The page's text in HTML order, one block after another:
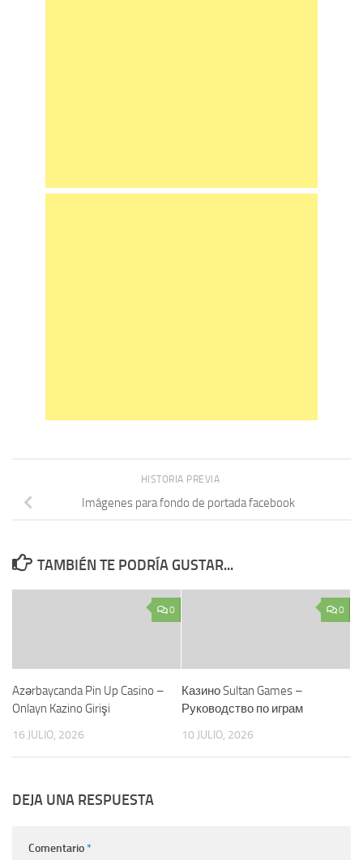
HISTORIA PREVIA
Imágenes para fondo de portada facebook
TAMBIÉN TE PODRÍA GUSTAR...
0
Azərbaycanda Pin Up Casino –
Onlayn Kazino Girişi
16 JULIO, 2026
0
Казино Sultan Games –
Руководство по играм
10 JULIO, 2026
DEJA UNA RESPUESTA
Comentario*